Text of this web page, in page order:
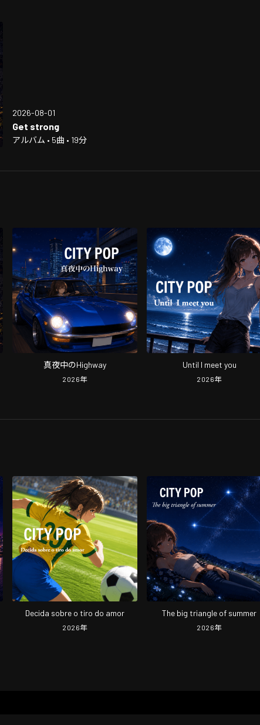
2026-08-01
Get strong
アルバム • 5曲 • 19分
真夜中のHighway
2026年
Until I meet you
2026年
Decida sobre o tiro do amor
2026年
The big triangle of summer
2026年